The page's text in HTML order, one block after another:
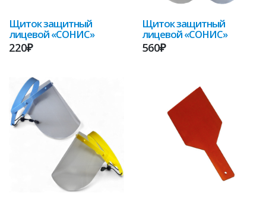
Щиток защитный
лицевой «СОНИС»
220₽
Щиток защитный
лицевой «СОНИС»
560₽